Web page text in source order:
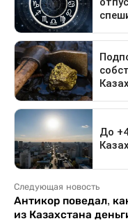
Следующая новость
Антикор поведал,
из Казахстана